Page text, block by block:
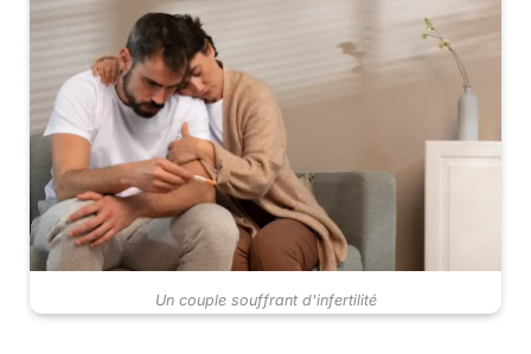
Un couple souffrant d'infertilité